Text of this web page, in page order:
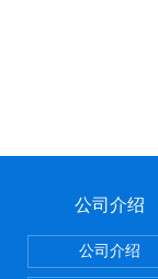
公司介绍
公司介绍